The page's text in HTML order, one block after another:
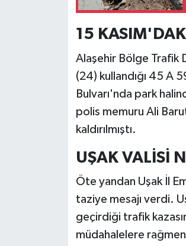
15
Alaşehir Bölge Trafik
(24) kullandığı 45 A
Bulvarı'nda park
polis memuru Ali
kaldırılmıştı.
UŞAK VALİSİ
Öte yandan Uşak İl
taziye mesajı verdi.
geçirdiği trafik
müdahalelere